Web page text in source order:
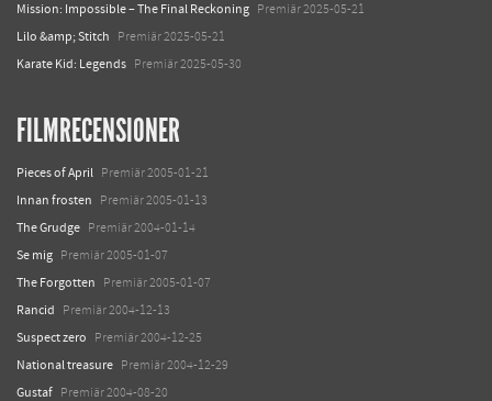
Mission: Impossible – The Final Reckoning Premiär 2025-05-21
Lilo &amp; Stitch Premiär 2025-05-21
Karate Kid: Legends Premiär 2025-05-30
FILMRECENSIONER
Pieces of April Premiär 2005-01-21
Innan frosten Premiär 2005-01-13
The Grudge Premiär 2004-01-14
Se mig Premiär 2005-01-07
The Forgotten Premiär 2005-01-07
Rancid Premiär 2004-12-13
Suspect zero Premiär 2004-12-25
National treasure Premiär 2004-12-29
Gustaf Premiär 2004-08-20